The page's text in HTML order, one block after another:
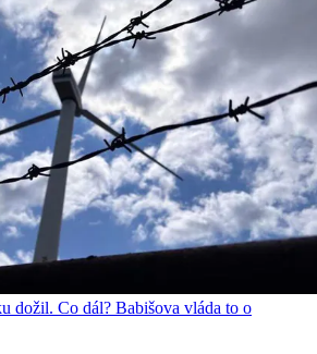
dožil. Co dál? Babišova vláda to o